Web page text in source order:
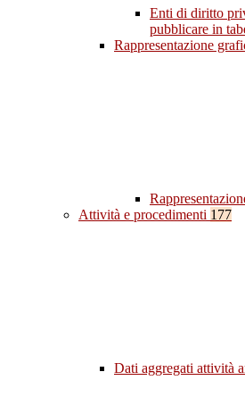
Enti di diritto
pubblicare in
Rappresentazione
Attività e procedimenti 177
Dati aggregati attività